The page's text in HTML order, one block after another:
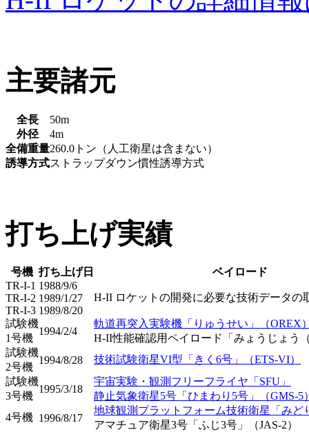
主要諸元
全長
50m
外径
4m
全備重量260.0トン（人工衛星は含まない）
誘導方式ストラップダウン慣性誘導方式
打ち上げ実績
号機 打ち上げ日
ベイロード
TR-I-1 1988/9/6
H-II ロケットの開発に必要な技術データの
TR-I-2 1989/1/27
TR-I-3 1989/8/20
試験機
1号機
1994/2/4
軌道再突入実験機「りゅうせい」（OREX
H-II性能確認用ペイロード「みょうじょう
試験機
2号機
1994/8/28
技術試験衛星VI型「きく6号」（ETS-VI）
試験機
3号機
1995/3/18
宇宙実験・観測フリーフライヤ「SFU」
静止気象衛星5号「ひまわり5号」（GMS-5
4号機 1996/8/17
地球観測プラットフォーム技術衛星「みど
アマチュア衛星3号「ふじ3号」（JAS-2）